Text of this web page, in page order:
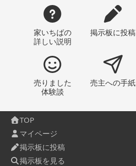
家いちばの
詳しい説明
掲示板に投稿
売りました
体験談
売主への手紙
TOP
マイページ
掲示板に投稿
掲示板を見る